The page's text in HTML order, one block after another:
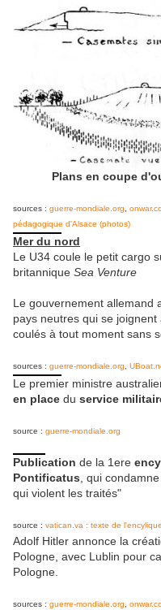
Plans en coupe
sources : guerre-mondiale.org
pédagogique d'Alsace (photos)
Mer du nord
Le U34 coule le petit cargo
britannique Sea Venture
Le gouvernement allemand
pays neutres qui se
coulés à tout moment sans
sources : guerre-mondiale.org
Le premier ministre
en place du service
source : guerre-mondiale.org
Publication de la 1ere
Pontificatus , qui
qui violent les traités"
source : vatican.va : texte de
Adolf Hitler annonce la
Pologne, avec Lublin pour
Pologne.
sources : guerre-mondiale.org